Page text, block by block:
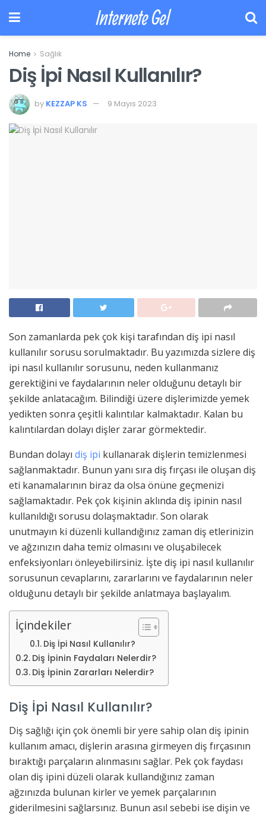
Internete Gel
Home Sağlık
Diş İpi Nasıl Kullanılır?
by KEZZAP KS 9 Mayıs 2023
Son zamanlarda pek çok kişi tarafından diş ipi nasıl
kullanılır sorusu sorulmaktadır. Bu yazımızda sizlere diş
ipi nasıl kullanılır sorusunu, neden kullanmanız
gerektiğini ve faydalarının neler olduğunu detaylı bir
şekilde anlatacağım. Bilindiği üzere dişlerimizde yemek
yedikten sonra çeşitli kalıntılar kalmaktadır. Kalan bu
kalıntılardan dolayı dişler zarar görmektedir.
Bundan dolayı diş ipi kullanarak dişlerin temizlenmesi
sağlanmaktadır. Bunun yanı sıra diş fırçası ile oluşan diş
eti kanamalarının biraz da olsa önüne geçmenizi
sağlamaktadır. Pek çok kişinin aklında diş ipinin nasıl
kullanıldığı sorusu dolaşmaktadır. Son olarak
unutmayın ki düzenli kullandığınız zaman diş etlerinizin
ve ağzınızın daha temiz olmasını ve oluşabilecek
enfeksiyonları önleyebilirsiniz. İşte diş ipi nasıl kullanılır
sorusunun cevaplarını, zararlarını ve faydalarının neler
olduğunu detaylı bir şekilde anlatmaya başlayalım.
İçindekiler
Diş İpi Nasıl Kullanılır?
Diş İpinin Faydaları Nelerdir?
Diş İpinin Zararları Nelerdir?
Diş İpi Nasıl Kullanılır?
Diş sağlığı için çok önemli bir yere sahip olan diş ipinin
kullanım amacı, dişlerin arasına girmeyen diş fırçasının
bıraktığı parçaların alınmasını sağlar. Pek çok faydası
olan diş ipini düzeli olarak kullandığınız zaman
ağzınızda bulunan kirler ve yemek parçalarının
giderilmesini sağlarsınız. Bunun asıl sebebi ise dişin ve